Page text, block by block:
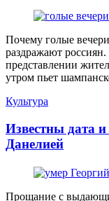
Почему голые
раздражают
представлении
утром пьет
Категории
Культура
Известны дата
Данелией
Прощание с